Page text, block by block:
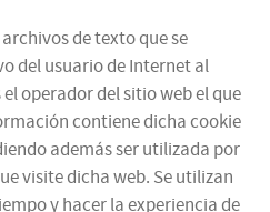
de texto que se
del usuario de Internet al
operador del sitio web el que
contiene dicha cookie
además ser utilizada por
visite dicha web. Se utilizan
y hacer la experiencia de